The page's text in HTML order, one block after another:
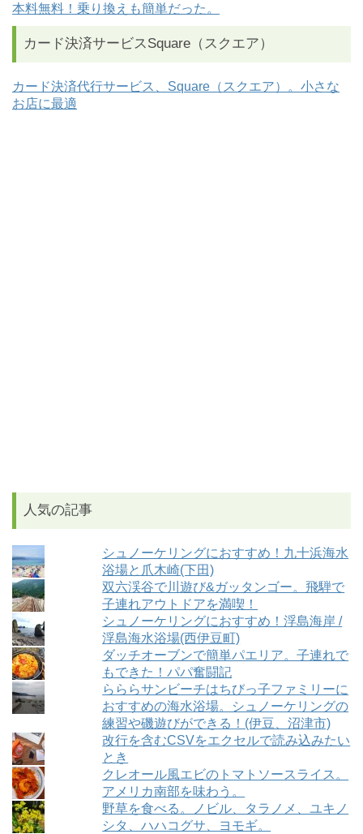
本料無料！乗り換えも簡単だった。
カード決済サービスSquare（スクエア）
カード決済代行サービス、Square（スクエア）。小さな
お店に最適
人気の記事
シュノーケリングにおすすめ！九十浜海水
浴場と爪木崎(下田)
双六渓谷で川遊び&ガッタンゴー。飛騨で
子連れアウトドアを満喫！
シュノーケリングにおすすめ！浮島海岸 /
浮島海水浴場(西伊豆町)
ダッチオーブンで簡単パエリア。子連れで
もできた！パパ奮闘記
らららサンビーチはちびっ子ファミリーに
おすすめの海水浴場。シュノーケリングの
練習や磯遊びができる！(伊豆、沼津市)
改行を含むCSVをエクセルで読み込みたい
とき
クレオール風エビのトマトソースライス。
アメリカ南部を味わう。
野草を食べる。ノビル、タラノメ、ユキノ
シタ、ハハコグサ、ヨモギ。